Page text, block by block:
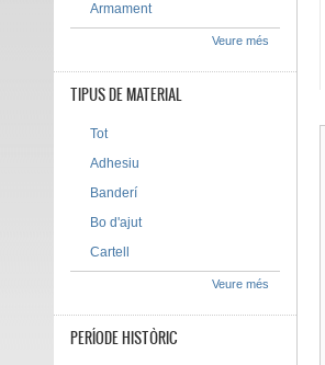
Armament
Veure més
TIPUS DE MATERIAL
Tot
Adhesiu
Banderí
Bo d'ajut
Cartell
Veure més
PERÍODE HISTÒRIC